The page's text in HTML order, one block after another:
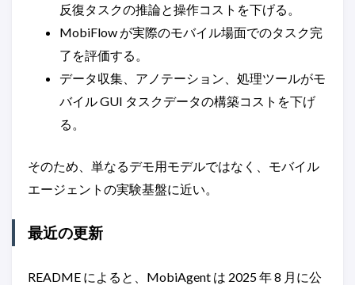
反復タスクの推論と操作コストを下げる。
MobiFlow が実際のモバイル場面でのタスク完
了を評価する。
データ収集、アノテーション、処理ツールがモ
バイル GUI タスクデータの構築コストを下げ
る。
そのため、単なるデモ用モデルではなく、モバイル
エージェントの実験基盤に近い。
最近の更新
README によると、MobiAgent は 2025 年 8 月に公